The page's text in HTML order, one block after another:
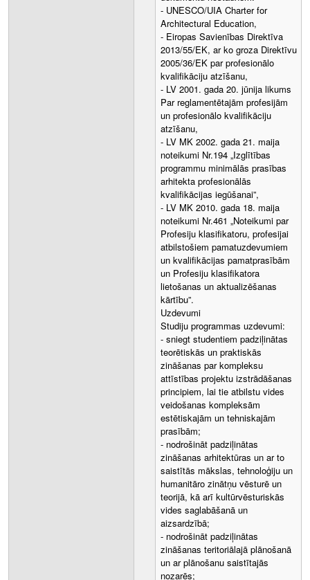
- UNESCO/UIA Charter for
Architectural Education,
- Eiropas Savienības Direktīva
2013/55/EK, ar ko groza Direktīvu
2005/36/EK par profesionālo
kvalifikāciju atzīšanu,
- LV 2001. gada 20. jūnija likums
Par reglamentētajām profesijām
un profesionālo kvalifikāciju
atzīšanu,
- LV MK 2002. gada 21. maija
noteikumi Nr.194 „Izglītības
programmu minimālās prasības
arhitekta profesionālās
kvalifikācijas iegūšanai”,
- LV MK 2010. gada 18. maija
noteikumi Nr.461 „Noteikumi par
Profesiju klasifikatoru, profesijai
atbilstošiem pamatuzdevumiem
un kvalifikācijas pamatprasībām
un Profesiju klasifikatora
lietošanas un aktualizēšanas
kārtību”.
Uzdevumi
Studiju programmas uzdevumi:
- sniegt studentiem padziļinātas
teorētiskās un praktiskās
zināšanas par kompleksu
attīstības projektu izstrādāšanas
principiem, lai tie atbilstu vides
veidošanas kompleksām
estētiskajām un tehniskajām
prasībām;
- nodrošināt padziļinātas
zināšanas arhitektūras un ar to
saistītās mākslas, tehnoloģiju un
humanitāro zinātņu vēsturē un
teorijā, kā arī kultūrvēsturiskās
vides saglabāšanā un
aizsardzībā;
- nodrošināt padziļinātas
zināšanas teritoriālajā plānošanā
un ar plānošanu saistītajās
nozarēs;